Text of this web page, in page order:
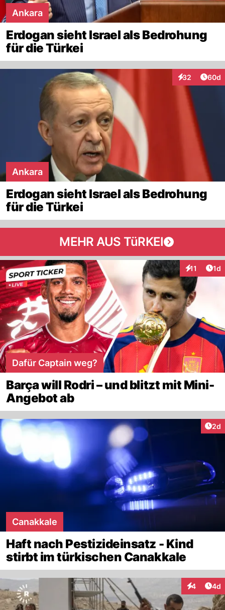
Ankara
Erdogan sieht Israel als Bedrohung
für die Türkei
32
Interaktionen
60d
Ankara
Erdogan sieht Israel als Bedrohung
für die Türkei
MEHR AUS TüRKEI
11 1d
Dafür Captain weg?
Barça will Rodri – und blitzt mit Mini-
Angebot ab
2d
Canakkale
Haft nach Pestizideinsatz - Kind
stirbt im türkischen Canakkale
4 4d